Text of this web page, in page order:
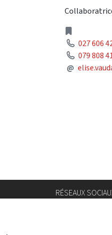
Phone
027 606
Phone
079 808
@ Mail
RÉSEAUX